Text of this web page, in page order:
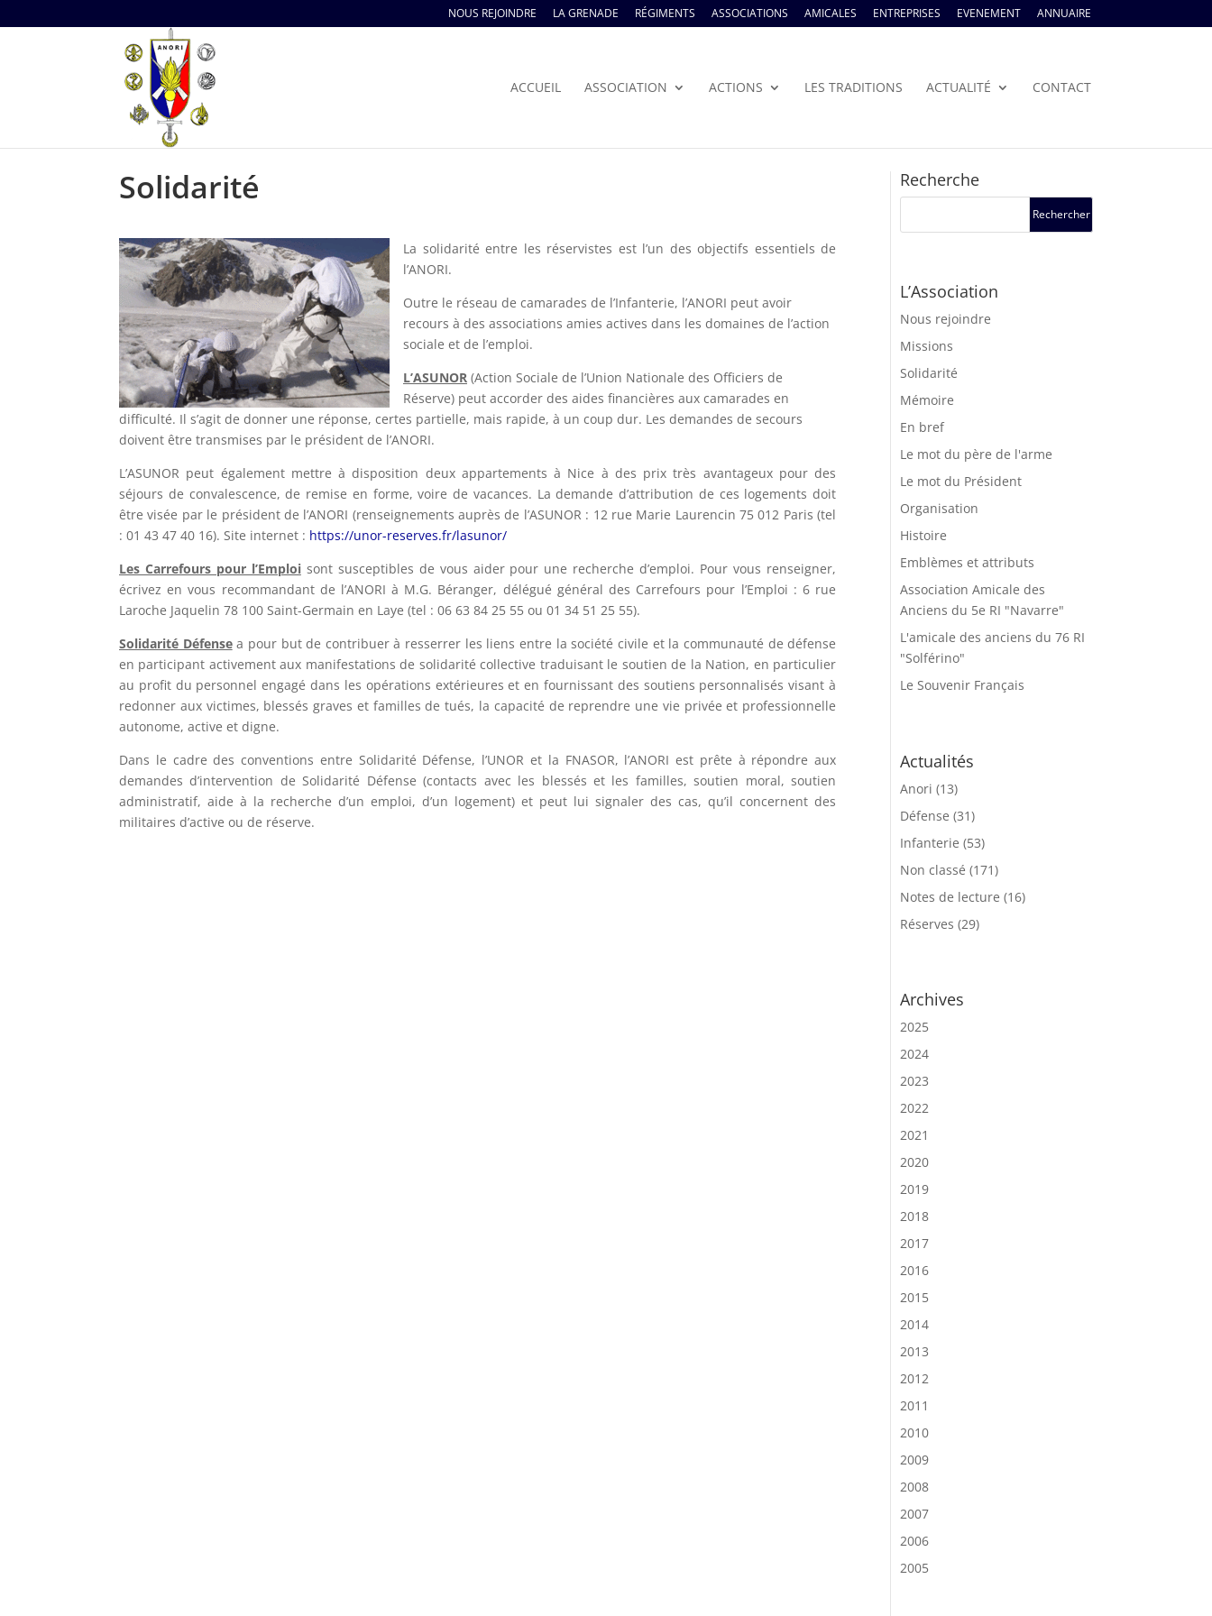
NOUS REJOINDRE LA GRENADE RÉGIMENTS ASSOCIATIONS AMICALES ENTREPRISES EVENEMENT ANNUAIRE
ACCUEIL ASSOCIATION ACTIONS LES TRADITIONS ACTUALITÉ CONTACT
Solidarité
La solidarité entre les réservistes est l’un des objectifs essentiels de
l’ANORI.
Outre le réseau de camarades de l’Infanterie, l’ANORI peut avoir
recours à des associations amies actives dans les domaines de l’action
sociale et de l’emploi.
L’ASUNOR (Action Sociale de l’Union Nationale des Officiers de
Réserve) peut accorder des aides financières aux camarades en
difficulté. Il s’agit de donner une réponse, certes partielle, mais rapide, à un coup dur. Les demandes de secours
doivent être transmises par le président de l’ANORI.
L’ASUNOR peut également mettre à disposition deux appartements à Nice à des prix très avantageux pour des
séjours de convalescence, de remise en forme, voire de vacances. La demande d’attribution de ces logements doit
être visée par le président de l’ANORI (renseignements auprès de l’ASUNOR : 12 rue Marie Laurencin 75 012 Paris (tel
: 01 43 47 40 16). Site internet : https://unor-reserves.fr/lasunor/
Les Carrefours pour l’Emploisont susceptibles de vous aider pour une recherche d’emploi. Pour vous renseigner,
écrivez en vous recommandant de l’ANORI à M.G. Béranger, délégué général des Carrefours pour l’Emploi : 6 rue
Laroche Jaquelin 78 100 Saint-Germain en Laye (tel : 06 63 84 25 55 ou 01 34 51 25 55).
Solidarité Défensea pour but de contribuer à resserrer les liens entre la société civile et la communauté de défense
en participant activement aux manifestations de solidarité collective traduisant le soutien de la Nation, en particulier
au profit du personnel engagé dans les opérations extérieures et en fournissant des soutiens personnalisés visant à
redonner aux victimes, blessés graves et familles de tués, la capacité de reprendre une vie privée et professionnelle
autonome, active et digne.
Dans le cadre des conventions entre Solidarité Défense, l’UNOR et la FNASOR, l’ANORI est prête à répondre aux
demandes d’intervention de Solidarité Défense (contacts avec les blessés et les familles, soutien moral, soutien
administratif, aide à la recherche d’un emploi, d’un logement) et peut lui signaler des cas, qu’il concernent des
militaires d’active ou de réserve.
Recherche
L’Association
Nous rejoindre
Missions
Solidarité
Mémoire
En bref
Le mot du père de l'arme
Le mot du Président
Organisation
Histoire
Emblèmes et attributs
Association Amicale des
Anciens du 5e RI "Navarre"
L'amicale des anciens du 76 RI
"Solférino"
Le Souvenir Français
Actualités
Anori (13)
Défense (31)
Infanterie (53)
Non classé (171)
Notes de lecture (16)
Réserves (29)
Archives
2025
2024
2023
2022
2021
2020
2019
2018
2017
2016
2015
2014
2013
2012
2011
2010
2009
2008
2007
2006
2005